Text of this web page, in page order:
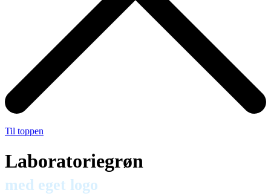
Til toppen
Laboratoriegrøn
med eget logo